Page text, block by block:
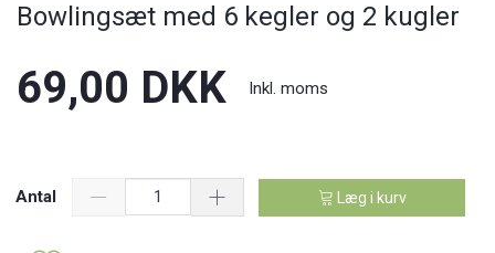
Bowlingsæt med 6 kegler og 2 kugler
69,00 DKK Inkl. moms
Antal Læg i kurv